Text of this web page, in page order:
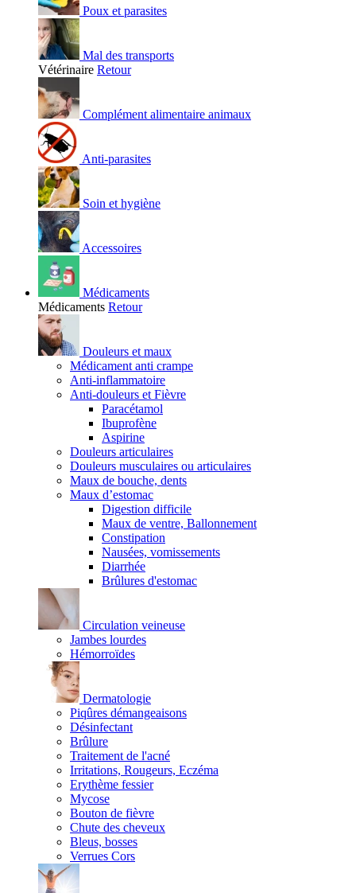
Poux et parasites
Mal des transports
Vétérinaire Retour
Complément alimentaire animaux
Anti-parasites
Soin et hygiène
Accessoires
Médicaments
Médicaments Retour
Douleurs et maux
Médicament anti crampe
Anti-inflammatoire
Anti-douleurs et Fièvre
Paracétamol
Ibuprofène
Aspirine
Douleurs articulaires
Douleurs musculaires ou articulaires
Maux de bouche, dents
Maux d’estomac
Digestion difficile
Maux de ventre, Ballonnement
Constipation
Nausées, vomissements
Diarrhée
Brûlures d'estomac
Circulation veineuse
Jambes lourdes
Hémorroïdes
Dermatologie
Piqûres démangeaisons
Désinfectant
Brûlure
Traitement de l'acné
Irritations, Rougeurs, Eczéma
Erythème fessier
Mycose
Bouton de fièvre
Chute des cheveux
Bleus, bosses
Verrues Cors